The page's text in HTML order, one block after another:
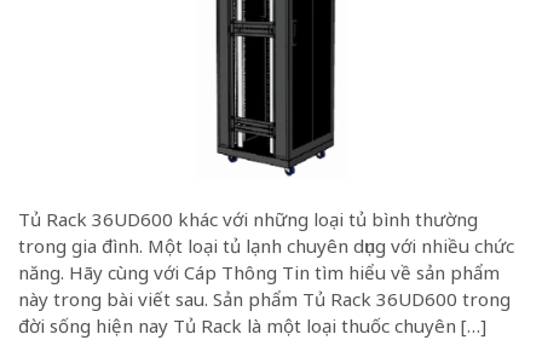
Tủ Rack 36UD600 khác với những loại tủ bình thường
trong gia đình. Một loại tủ lạnh chuyên dụng với nhiều chức
năng. Hãy cùng với Cáp Thông Tin tìm hiểu về sản phẩm
này trong bài viết sau. Sản phẩm Tủ Rack 36UD600 trong
đời sống hiện nay Tủ Rack là một loại thuốc chuyên […]